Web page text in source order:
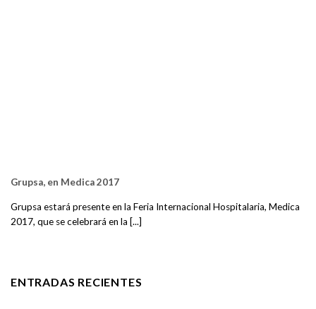
ENTRADAS RECIENTES
Grupsa, en Medica 2017
Grupsa estará presente en la Feria Internacional Hospitalaria, Medica
2017, que se celebrará en la [...]